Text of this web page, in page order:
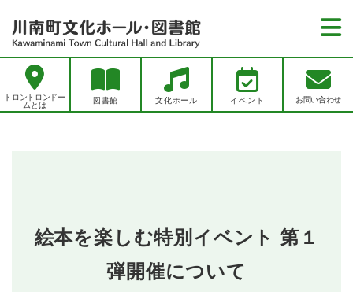
トロントロンドームとは
お知らせ
新聞一覧
施設紹介
川南町文化ホールでできること
アクセス
プライバシーポリシー
トロントロンドー
ムとは
図書館 文化ホール イベント お問い合わせ
絵本を楽しむ特別イベント 第１
弾開催について